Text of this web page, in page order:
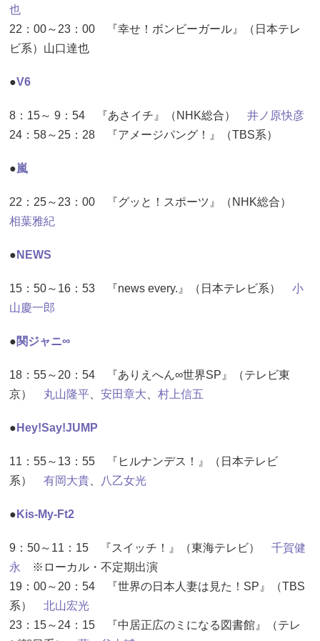
也
22：00～23：00 『幸せ！ボンビーガール』（日本テレ
ビ系）山口達也
●V6
8：15～ 9：54 『あさイチ』（NHK総合） 井ノ原快彦
24：58～25：28 『アメージパング！』（TBS系）
●嵐
22：25～23：00 『グッと！スポーツ』（NHK総合）
相葉雅紀
● NEWS
15：50～16：53 『news every.』（日本テレビ系） 小
山慶一郎
●関ジャニ∞
18：55～20：54 『ありえへん∞世界SP』（テレビ東
京） 丸山隆平 安田章大 村上信五
● Hey!Say!JUMP
11：55～13：55 『ヒルナンデス！』（日本テレビ
系） 有岡大貴 八乙女光
● Kis-My-Ft2
9：50～11：15 『スイッチ！』（東海テレビ） 千賀健
永
※ローカル・不定期出演
19：00～20：54 『世界の日本人妻は見た！SP』（TBS
系） 北山宏光
23：15～24：15 『中居正広のミになる図書館』（テレ